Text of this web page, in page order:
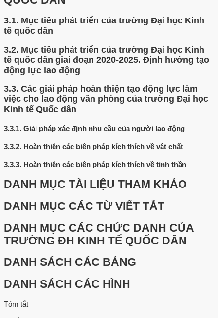
3.1. Mục tiêu phát triển của trường Đại học Kinh
tế quốc dân
3.2. Mục tiêu phát triển của trường Đại học Kinh
tế quốc dân giai đoạn 2020-2025. Định hướng tạo
động lực lao động
3.3. Các giải pháp hoàn thiện tạo động lực làm
việc cho lao động văn phòng của trường Đại học
Kinh tế Quốc dân
3.3.1. Giải pháp xác định nhu cầu của người lao động
3.3.2. Hoàn thiện các biện pháp kích thích về vật chất
3.3.3. Hoàn thiện các biện pháp kích thích về tinh thần
DANH MỤC TÀI LIỆU THAM KHẢO
DANH MỤC CÁC TỪ VIẾT TẮT
DANH MỤC CÁC CHỨC DANH CỦA
TRƯỜNG ĐH KINH TẾ QUỐC DÂN
DANH SÁCH CÁC BẢNG
DANH SÁCH CÁC HÌNH
Tóm tắt